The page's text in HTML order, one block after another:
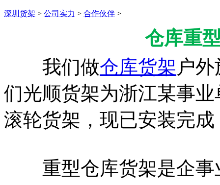
深圳货架 > 公司实力 > 合作伙伴 >
仓库重
我们做仓库货架 户
们光顺货架为浙江某事
滚轮货架，现已安装完
重型仓库货架是企事